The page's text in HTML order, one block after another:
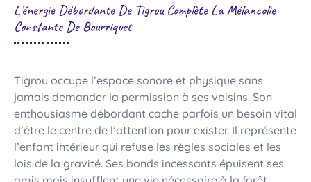
L’énergie Débordante De Tigrou Complète La Mélancolie
Constante De Bourriquet
Tigrou occupe l’espace sonore et physique sans
jamais demander la permission à ses voisins. Son
enthousiasme débordant cache parfois un besoin vital
d’être le centre de l’attention pour exister. Il représente
l’enfant intérieur qui refuse les règles sociales et les
lois de la gravité. Ses bonds incessants épuisent ses